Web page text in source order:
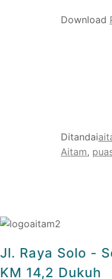
Download
Ditandai
Aitam,
Jl. Raya Solo -
KM 14,2 Dukuh